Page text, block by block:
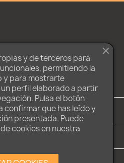
y de terceros para
permitiendo la
y para mostrarte
perfil elaborado a partir
Pulsa el botón
confirmar que has leído y
presentada. Puede
cookies en nuestra